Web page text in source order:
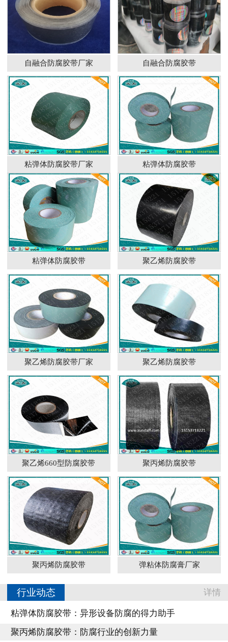
自融合防腐胶带厂家 自融合防腐胶带
粘弹体防腐胶带厂家 粘弹体防腐胶带
粘弹体防腐胶带 聚乙烯防腐胶带
聚乙烯防腐胶带厂家 聚乙烯防腐胶带
聚乙烯660型防腐胶带 聚丙烯防腐胶带
聚丙烯防腐胶带 弹粘体防腐膏厂家
行业动态 详情
粘弹体防腐胶带：异形设备防腐的得力助手
聚丙烯防腐胶带：防腐行业的创新力量